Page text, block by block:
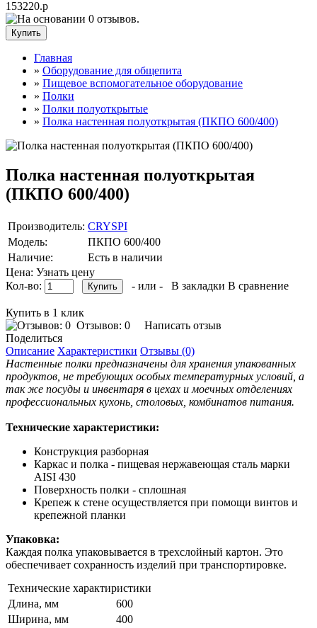
153220.р
Главная
» Оборудование для общепита
» Пищевое вспомогательное оборудование
» Полки
» Полки полуоткрытые
» Полка настенная полуоткрытая (ПКПО 600/400)
Полка настенная полуоткрытая
(ПКПО 600/400)
Производитель: CRYSPI
Модель:
ПКПО 600/400
Наличие:
Есть в наличии
Цена: Узнать цену
Кол-во:
- или - В закладки В сравнение
Купить в 1 клик
Отзывов: 0
Написать отзыв
Поделиться
Описание Характеристики Отзывы (0)
Настенные полки предназначены для хранения упакованных
продуктов, не требующих особых температурных условий, а
так же посуды и инвентаря в цехах и моечных отделениях
профессиональных кухонь, столовых, комбинатов питания.
Технические характеристики:
Конструкция разборная
Каркас и полка - пищевая нержавеющая сталь марки
AISI 430
Поверхность полки - сплошная
Крепеж к стене осуществляется при помощи винтов и
крепежной планки
Упаковка:
Каждая полка упаковывается в трехслойный картон. Это
обеспечивает сохранность изделий при транспортировке.
Технические характиристики
Длина, мм
600
Ширина, мм
400